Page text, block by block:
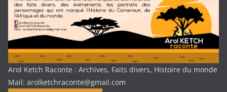
Arol Ketch Raconte : Archives, Faits divers, Histoire du monde
Mail: arolketchraconte@gmail.com